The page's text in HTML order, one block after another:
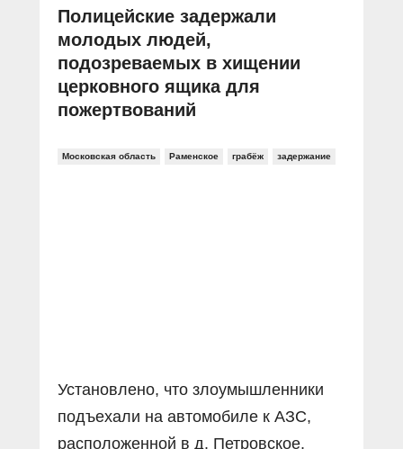
Полицейские задержали
молодых людей,
подозреваемых в хищении
церковного ящика для
пожертвований
Московская область Раменское грабёж задержание
Установлено, что злоумышленники
подъехали на автомобиле к АЗС,
расположенной в д. Петровское.